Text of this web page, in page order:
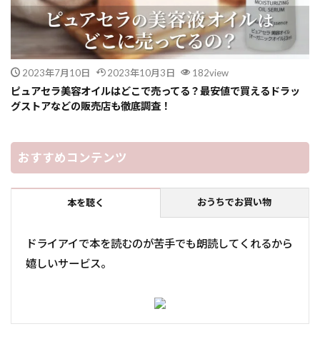
2023年7月10日 2023年10月3日 182view
ピュアセラ美容オイルはどこで売ってる？最安値で買えるドラッ
グストアなどの販売店も徹底調査！
おすすめコンテンツ
本を聴く おうちでお買い物
ドライアイで本を読むのが苦手でも朗読してくれるから
嬉しいサービス。